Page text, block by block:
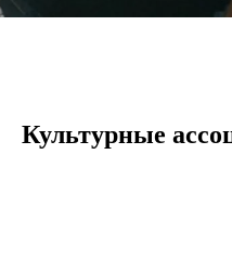
Культурные